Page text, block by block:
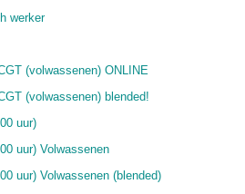
werker
(volwassenen) ONLINE
(volwassenen) blended!
uur)
uur) Volwassenen
uur) Volwassenen (blended)